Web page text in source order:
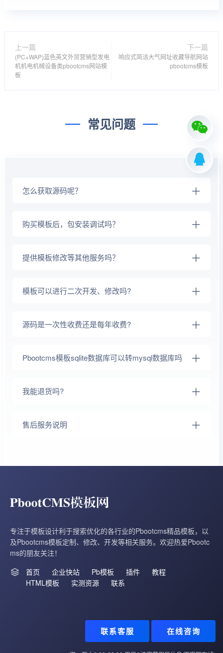
上一篇
(PC+WAP)蓝色英文外贸营销型发电
机机电机械设备类pbootcms网站模
板
下一篇
响应式简洁大气网址收藏导航网站
pbootcms模板
常见问题
怎么获取源码呢？
购买模板后，包安装调试吗？
提供模板修改等其他服务吗？
模板可以进行二次开发、修改吗?
源码是一次性收费还是每年收费?
Pbootcms模板sqlite数据库可以转mysql数据库吗
我能退货吗?
售后服务说明
专注于模板设计利于搜索优化的各行业的Pbootcms精品模板，以
及Pbootcms模板定制、修改、开发等相关服务。欢迎热爱Pbootc
ms的朋友关注！
首页
企业快站 Pb模板 插件
教程
HTML模板
实测资源 联系
联系客服 在线咨询